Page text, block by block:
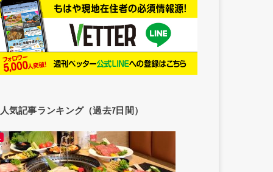
人気記事ランキング（過去7日間）